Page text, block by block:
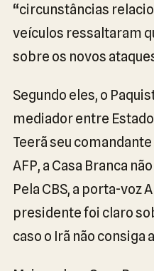
“circunstâncias
veículos ressaltaram
sobre os novos
Segundo eles, o
mediador entre
Teerã seu
AFP, a Casa Branca
Pela CBS, a porta-voz
presidente foi claro
caso o Irã não consiga